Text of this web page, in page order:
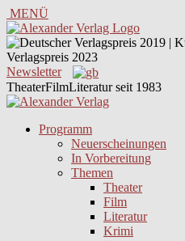
MENÜ
Newsletter
TheaterFilmLiteratur seit 1983
Programm
Neuerscheinungen
In Vorbereitung
Themen
Theater
Film
Literatur
Krimi